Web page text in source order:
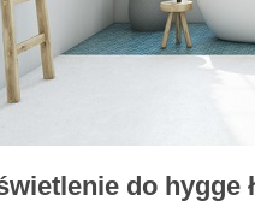
do hygge